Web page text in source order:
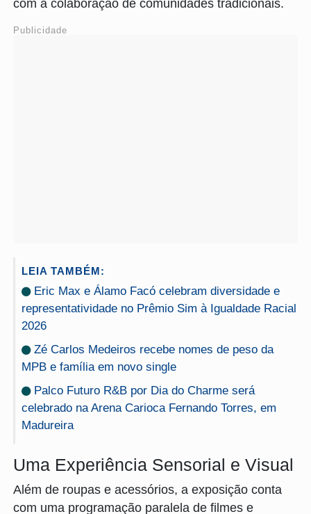
com a colaboração de comunidades tradicionais.
Publicidade
LEIA TAMBÉM:
Eric Max e Álamo Facó celebram diversidade e
representatividade no Prêmio Sim à Igualdade Racial
2026
Zé Carlos Medeiros recebe nomes de peso da
MPB e família em novo single
Palco Futuro R&B por Dia do Charme será
celebrado na Arena Carioca Fernando Torres, em
Madureira
Uma Experiência Sensorial e Visual
Além de roupas e acessórios, a exposição conta
com uma programação paralela de filmes e